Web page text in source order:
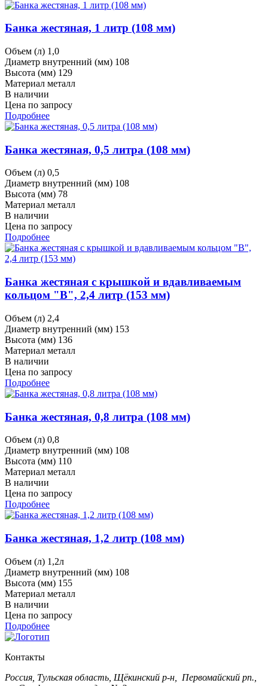
Банка жестяная, 1 литр (108 мм)
Объем (л) 1,0
Диаметр внутренний (мм) 108
Высота (мм) 129
Материал металл
В наличии
Цена по запросу
Подробнее
Банка жестяная, 0,5 литра (108 мм)
Объем (л) 0,5
Диаметр внутренний (мм) 108
Высота (мм) 78
Материал металл
В наличии
Цена по запросу
Подробнее
Банка жестяная с крышкой и вдавливаемым
кольцом "В", 2,4 литр (153 мм)
Объем (л) 2,4
Диаметр внутренний (мм) 153
Высота (мм) 136
Материал металл
В наличии
Цена по запросу
Подробнее
Банка жестяная, 0,8 литра (108 мм)
Объем (л) 0,8
Диаметр внутренний (мм) 108
Высота (мм) 110
Материал металл
В наличии
Цена по запросу
Подробнее
Банка жестяная, 1,2 литр (108 мм)
Объем (л) 1,2л
Диаметр внутренний (мм) 108
Высота (мм) 155
Материал металл
В наличии
Цена по запросу
Подробнее
Контакты
Россия, Тульская область, Щёкинский р-н, Первомайский рп.,